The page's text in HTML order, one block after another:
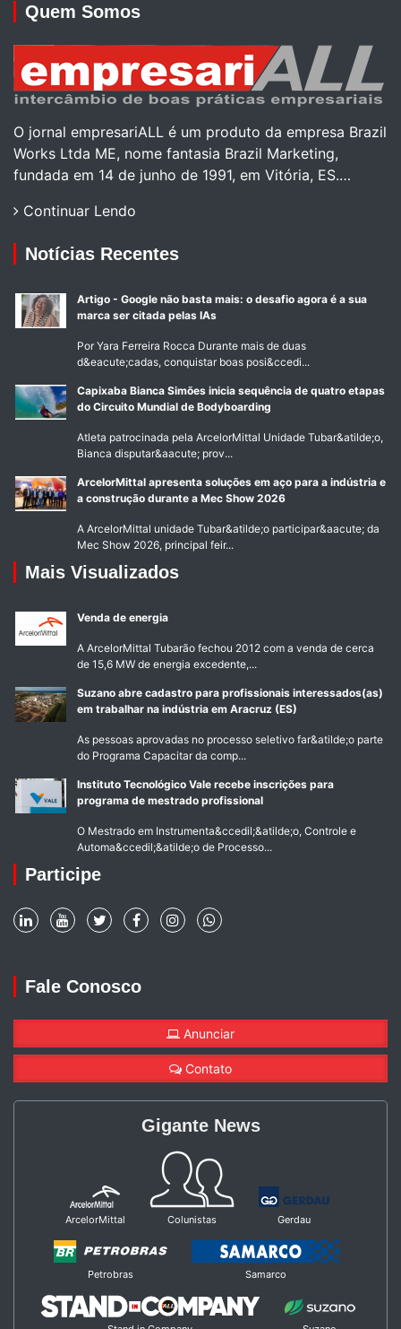
Quem Somos
O jornal empresariALL é um produto da empresa Brazil
Works Ltda ME, nome fantasia Brazil Marketing,
fundada em 14 de junho de 1991, em Vitória, ES.…
Continuar Lendo
Notícias Recentes
Artigo - Google não basta mais: o desafio agora é a sua
marca ser citada pelas IAs
Por Yara Ferreira Rocca Durante mais de duas
d&eacute;cadas, conquistar boas posi&ccedi...
Capixaba Bianca Simões inicia sequência de quatro etapas
do Circuito Mundial de Bodyboarding
Atleta patrocinada pela ArcelorMittal Unidade Tubar&atilde;o,
Bianca disputar&aacute; prov...
ArcelorMittal apresenta soluções em aço para a indústria e
a construção durante a Mec Show 2026
A ArcelorMittal unidade Tubar&atilde;o participar&aacute; da
Mec Show 2026, principal feir...
Mais Visualizados
Venda de energia
A ArcelorMittal Tubarão fechou 2012 com a venda de cerca
de 15,6 MW de energia excedente,...
Suzano abre cadastro para profissionais interessados(as)
em trabalhar na indústria em Aracruz (ES)
As pessoas aprovadas no processo seletivo far&atilde;o parte
do Programa Capacitar da comp...
Instituto Tecnológico Vale recebe inscrições para
programa de mestrado profissional
O Mestrado em Instrumenta&ccedil;&atilde;o, Controle e
Automa&ccedil;&atilde;o de Processo...
Participe
Fale Conosco
Anunciar
Contato
Gigante News
ArcelorMittal Colunistas Gerdau
Petrobras Samarco